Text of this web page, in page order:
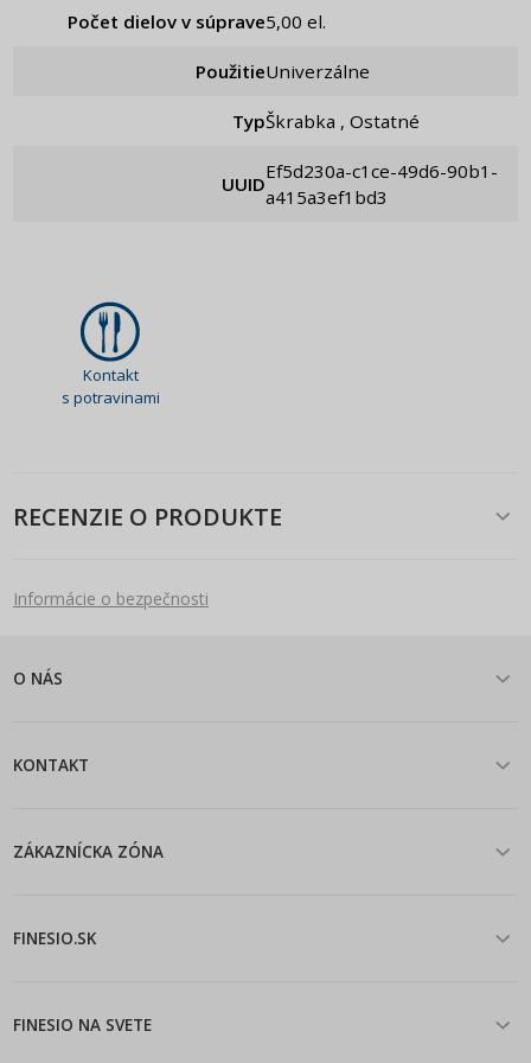
Počet dielov v súprave 5,00 el.
Použitie Univerzálne
Typ Škrabka , Ostatné
UUID
ef5d230a-c1ce-49d6-90b1-
a415a3ef1bd3
Kontakt
s potravinami
RECENZIE O PRODUKTE
Informácie o bezpečnosti
O NÁS
KONTAKT
ZÁKAZNÍCKA ZÓNA
FINESIO.SK
FINESIO NA SVETE